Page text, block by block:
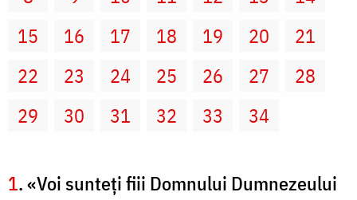
15
16 17 18 19 20
21
22
23 24 25 26 27
28
29
30 31 32 33 34
1. «Voi sunteţi fiii Domnului Dumnezeului